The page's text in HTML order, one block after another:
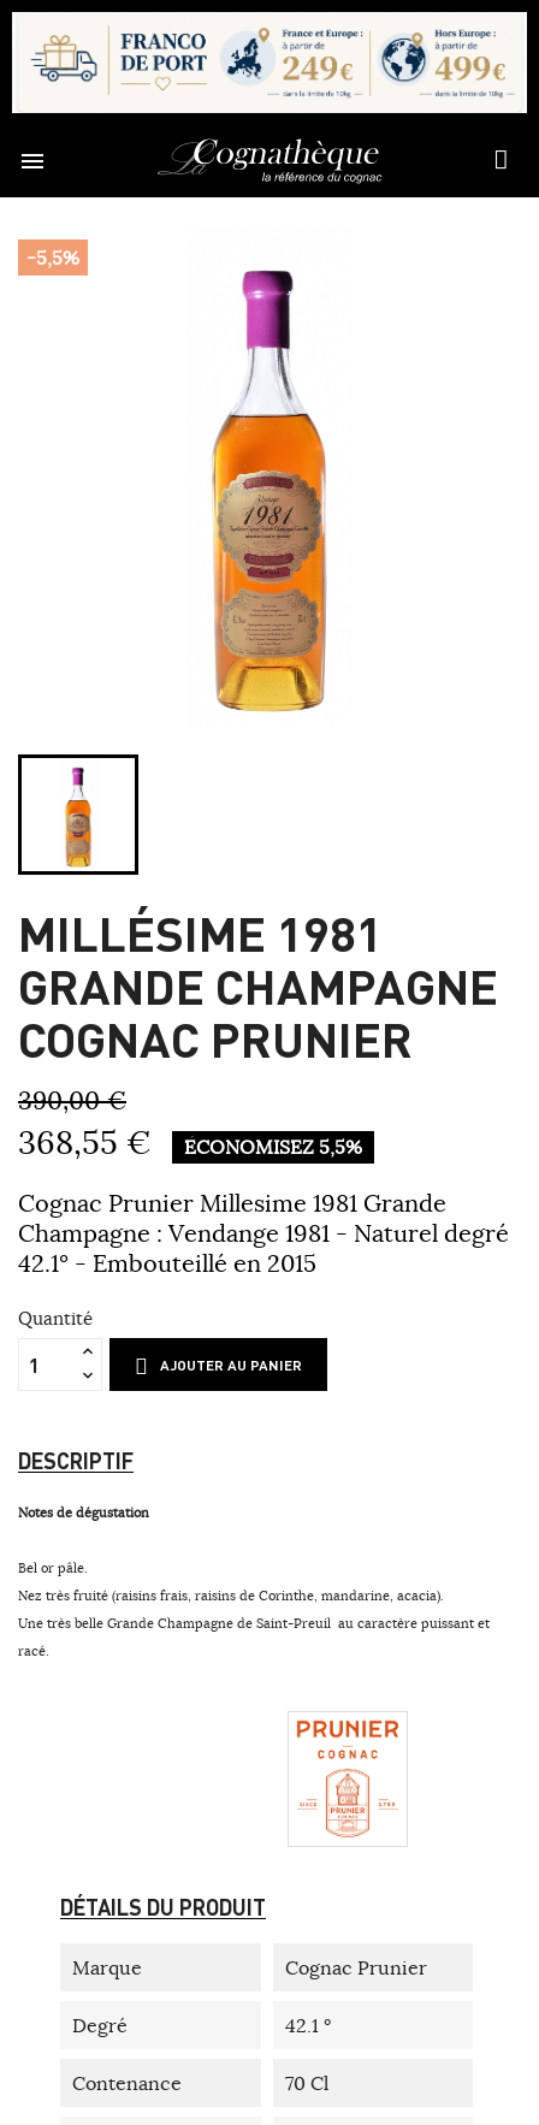

-5,5%
MILLÉSIME 1981
GRANDE CHAMPAGNE
COGNAC PRUNIER
390,00 €
368,55 € ÉCONOMISEZ 5,5%
Cognac Prunier Millesime 1981 Grande
Champagne : Vendange 1981 - Naturel degré
42.1° - Embouteillé en 2015
Quantité
AJOUTER AU PANIER
DESCRIPTIF
Notes de dégustation
Bel or pâle.
Nez très fruité (raisins frais, raisins de Corinthe, mandarine, acacia).
Une très belle Grande Champagne de Saint-Preuil au caractère puissant et
racé.
DÉTAILS DU PRODUIT
Marque Cognac Prunier
Degré 42.1 °
Contenance 70 Cl